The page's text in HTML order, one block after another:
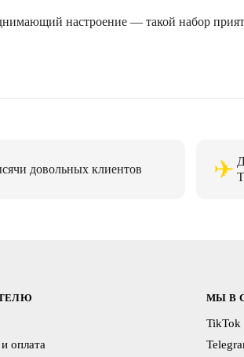
настроение — такой набор
довольных клиентов ✈
оплата
МЫ В
TikTok